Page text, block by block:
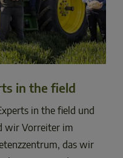
in the field
in the field und
wir Vorreiter im
das wir